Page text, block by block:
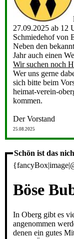
27.09.2025 ab 12
Schmiedehof von
Neben den
Jahr auch einen
Wir suchen noch
Wer uns gerne
sich bitte beim
heimat-verein-
kommen.
Der Vorstand
25.08.2025
Schön ist das
Böse
In Oberg gibt es
angenommen
denen ein gutes